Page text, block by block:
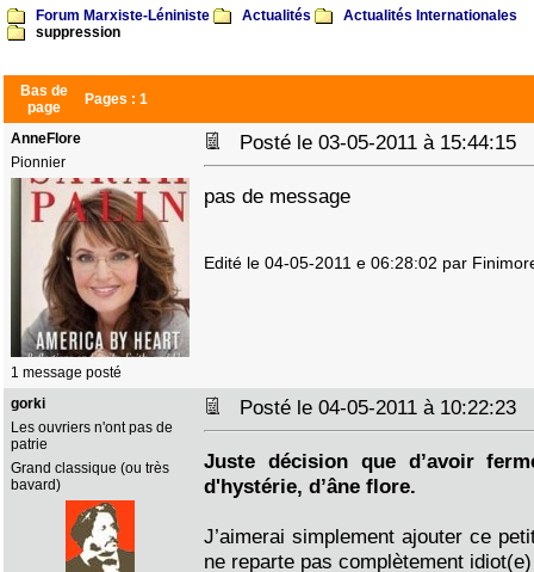
Forum Marxiste-Léniniste Actualités
Actualités Internationales
suppression
Bas de
page
Pages : 1
AnneFlore
Pionnier
1 message posté
Posté le 03-05-2011 à 15:44:15
pas de message
Edité le 04-05-2011 e 06:28:02 par
gorki
Les ouvriers n'ont pas de
patrie
Grand classique (ou très
bavard)
Posté le 04-05-2011 à 10:22:23
Juste décision que d’avoir
d'hystérie, d’âne flore.
J’aimerai simplement ajouter ce
ne reparte pas complètement idiot(e)